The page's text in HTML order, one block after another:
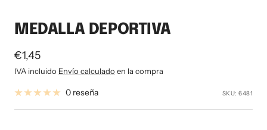
MEDALLA DEPORTIVA
Precio
de
venta
€1,45
IVA incluido Envío calculado en la compra
0 reseña SKU:6481